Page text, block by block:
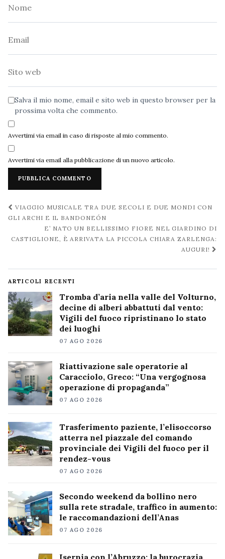
Salva il mio nome, email e sito web in questo browser per la
prossima volta che commento.
Avvertimi via email in caso di risposte al mio commento.
Avvertimi via email alla pubblicazione di un nuovo articolo.
Navigazione
post
VIAGGIO MUSICALE TRA DUE SECOLI E DUE MONDI CON
GLI ARCHI E IL BANDONEÓN
E’ NATO UN BELLISSIMO FIORE NEL GIARDINO DI
CASTIGLIONE, È ARRIVATA LA PICCOLA CHIARA ZARLENGA:
AUGURI!
ARTICOLI RECENTI
Tromba d’aria nella valle del Volturno,
decine di alberi abbattuti dal vento:
Vigili del fuoco ripristinano lo stato
dei luoghi
07 AGO 2026
Riattivazione sale operatorie al
Caracciolo, Greco: “Una vergognosa
operazione di propaganda”
07 AGO 2026
Trasferimento paziente, l’elisoccorso
atterra nel piazzale del comando
provinciale dei Vigili del fuoco per il
rendez-vous
07 AGO 2026
Secondo weekend da bollino nero
sulla rete stradale, traffico in aumento:
le raccomandazioni dell’Anas
07 AGO 2026
Isernia con l’Abruzzo: la burocrazia